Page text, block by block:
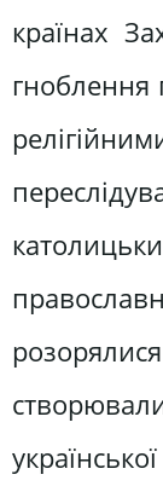
країнах
гноблення